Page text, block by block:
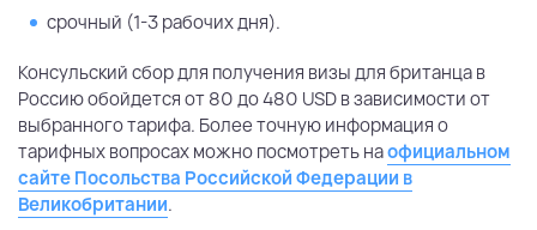
срочный (1-3 рабочих дня).
Консульский сбор для получения визы для британца в
Россию обойдется от 80 до 480 USD в зависимости от
выбранного тарифа. Более точную информация о
тарифных вопросах можно посмотреть наофициальном
сайте Посольства Российской Федерации в
Великобритании.